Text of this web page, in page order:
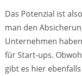
Das Potenzial ist
man den
Unternehmen
für Start-ups.
gibt es hier